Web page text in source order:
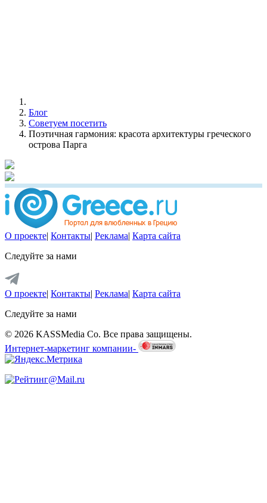
Блог
Советуем посетить
Поэтичная гармония: красота архитектуры греческого
острова Парга
О проекте| Контакты| Реклама| Карта сайта
Следуйте за нами
О проекте| Контакты| Реклама| Карта сайта
Следуйте за нами
© 2026 KASSMedia Co. Все права защищены.
Интернет-маркетинг компании-